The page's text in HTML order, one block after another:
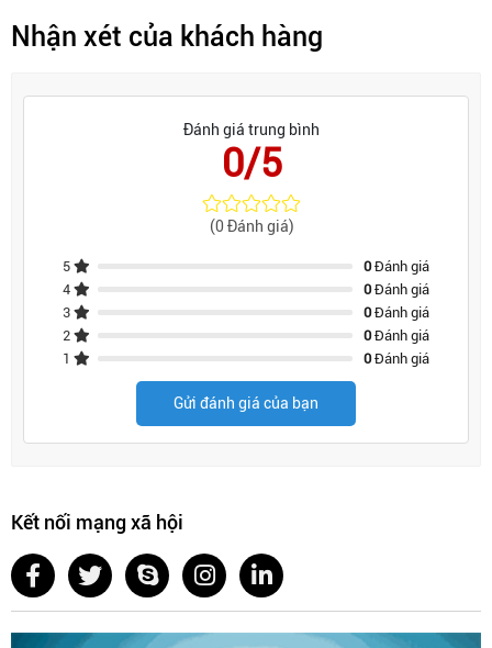
Nhận xét của khách hàng
Đánh giá trung bình
0/5
(0 Đánh giá)
5 0Đánh giá
4
0Đánh giá
3
0Đánh giá
2
0Đánh giá
1
0Đánh giá
Gửi đánh giá của bạn
Kết nối mạng xã hội